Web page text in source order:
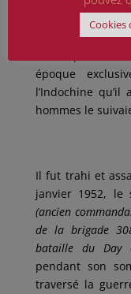
ses coups de
homme
époque
l’Indochine
hommes le
Il fut trahi et
janvier 1952, le
(ancien
de la brigade
bataille du Day
pendant son
traversé la
Cookies